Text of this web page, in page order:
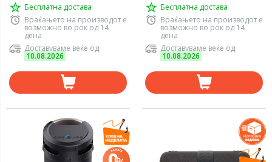
Бесплатна достава
Враќањето на производот е
возможно во рок од 14
дена
Доставуваме веќе од
10.08.2026
Бесплатна достава
Враќањето на производот е
возможно во рок од 14
дена
Доставуваме веќе од
10.08.2026